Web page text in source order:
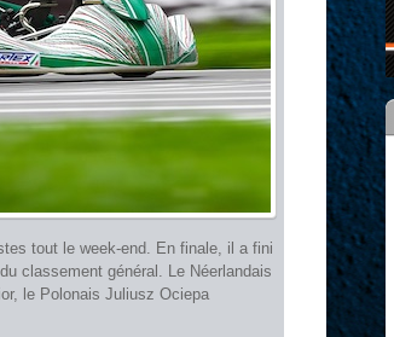
tout le week-end. En finale, il a fini
classement général. Le Néerlandais
le Polonais Juliusz Ociepa